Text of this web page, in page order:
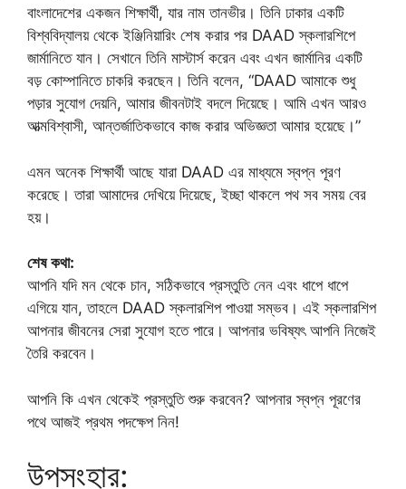
বাংলাদেশের একজন শিক্ষার্থী, যার নাম তানভীর। তিনি ঢাকার একটি
বিশ্ববিদ্যালয় থেকে ইঞ্জিনিয়ারিং শেষ করার পর DAAD স্কলারশিপে
জার্মানিতে যান। সেখানে তিনি মাস্টার্স করেন এবং এখন জার্মানির একটি
বড় কোম্পানিতে চাকরি করছেন। তিনি বলেন, “DAAD আমাকে শুধু
পড়ার সুযোগ দেয়নি, আমার জীবনটাই বদলে দিয়েছে। আমি এখন আরও
আত্মবিশ্বাসী, আন্তর্জাতিকভাবে কাজ করার অভিজ্ঞতা আমার হয়েছে।”
এমন অনেক শিক্ষার্থী আছে যারা DAAD এর মাধ্যমে স্বপ্ন পূরণ
করেছে। তারা আমাদের দেখিয়ে দিয়েছে, ইচ্ছা থাকলে পথ সব সময় বের
হয়।
শেষ কথা:
আপনি যদি মন থেকে চান, সঠিকভাবে প্রস্তুতি নেন এবং ধাপে ধাপে
এগিয়ে যান, তাহলে DAAD স্কলারশিপ পাওয়া সম্ভব। এই স্কলারশিপ
আপনার জীবনের সেরা সুযোগ হতে পারে। আপনার ভবিষ্যৎ আপনি নিজেই
তৈরি করবেন।
আপনি কি এখন থেকেই প্রস্তুতি শুরু করবেন? আপনার স্বপ্ন পূরণের
পথে আজই প্রথম পদক্ষেপ নিন!
উপসংহার: